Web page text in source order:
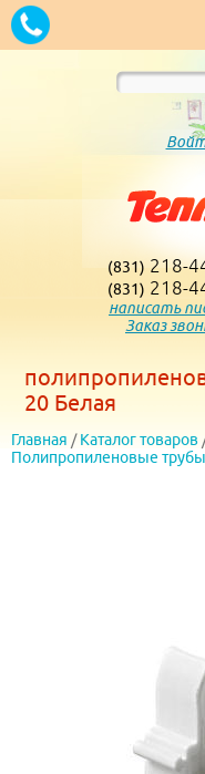
(831) 218-
(831) 218-
написать
Заказ
20 Белая
Главная / Каталог товаров
Полипропиленовые трубы